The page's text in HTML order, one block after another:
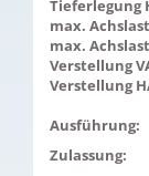
Tieferlegung
max.
max.
Verstellung
Verstellung
Ausführung:
Zulassung: